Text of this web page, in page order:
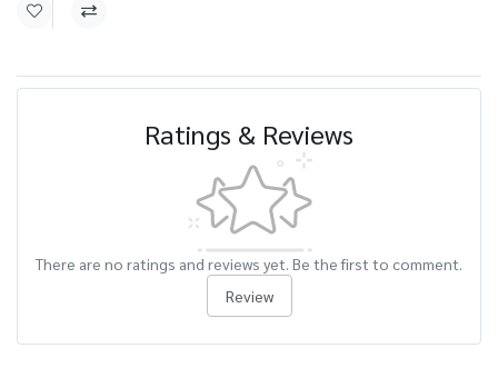
Ratings & Reviews
There are no ratings and reviews yet. Be the first to comment.
Review